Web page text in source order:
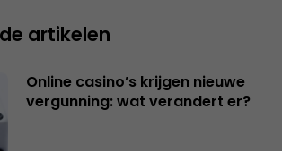
artikelen
Online casino’s krijgen nieuwe
vergunning: wat verandert er?